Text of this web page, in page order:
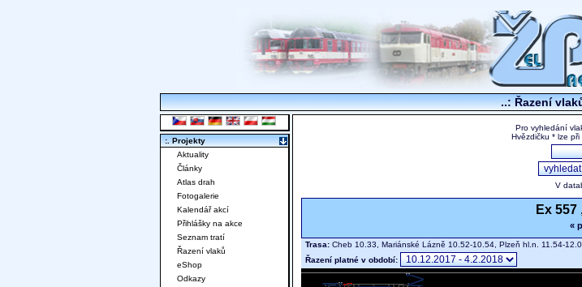
..: Řazení
Pro vyhledání
Hvězdičku * lze
V
Ex
«
Trasa: Cheb 10.33, Mariánské Lázně 10.52-10.54, Plzeň hl.n. 11.54-
Řazení platné v období:
:. Projekty
Aktuality
Články
Atlas drah
Fotogalerie
Kalendář akcí
Přihlášky na akce
Seznam tratí
Řazení vlaků
eShop
Odkazy